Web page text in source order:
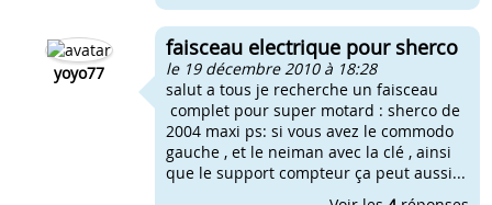
yoyo77
faisceau electrique pour sherco
le 19 décembre 2010 à 18:28
salut a tous je recherche un faisceau
complet pour super motard : sherco de
2004 maxi ps: si vous avez le commodo
gauche , et le neiman avec la clé , ainsi
que le support compteur ça peut aussi...